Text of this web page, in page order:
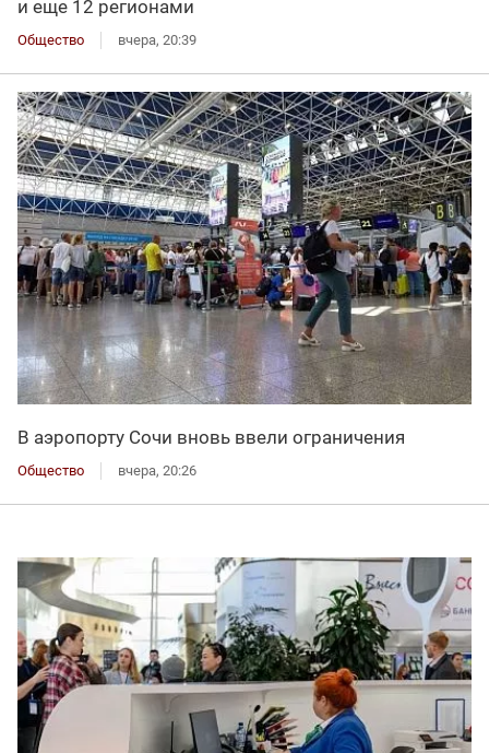
и еще 12 регионами
Общество вчера, 20:39
В аэропорту Сочи вновь ввели ограничения
Общество вчера, 20:26